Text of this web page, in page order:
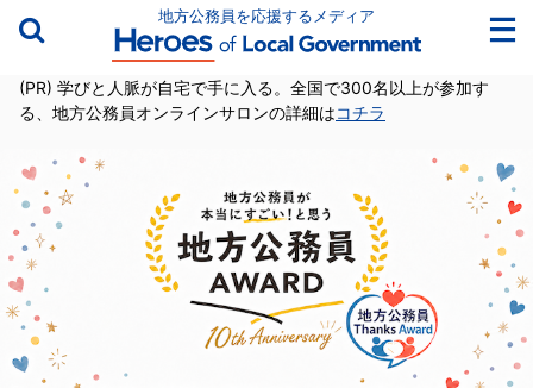
地方公務員を応援するメディア
(PR) 学びと人脈が自宅で手に入る。全国で300名以上が参加す
る、地方公務員オンラインサロンの詳細はコチラ